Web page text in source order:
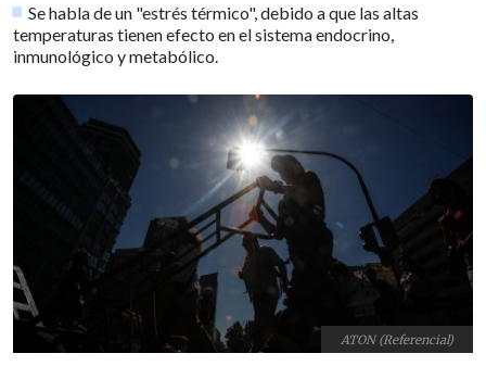
Se habla de un "estrés térmico", debido a que las altas
temperaturas tienen efecto en el sistema endocrino,
inmunológico y metabólico.
ATON (Referencial)